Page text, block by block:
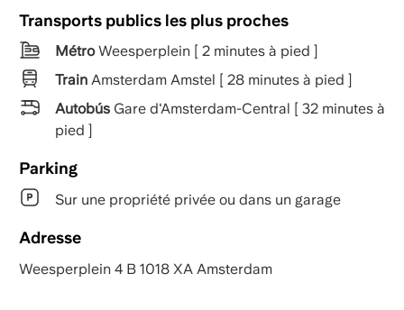
Transports publics les plus proches
MétroWeesperplein [ 2 minutes à pied ]
TrainAmsterdam Amstel [ 28 minutes à pied ]
AutobúsGare d'Amsterdam-Central [ 32 minutes à
pied ]
Parking
Sur une propriété privée ou dans un garage
Adresse
Weesperplein 4 B 1018 XA Amsterdam